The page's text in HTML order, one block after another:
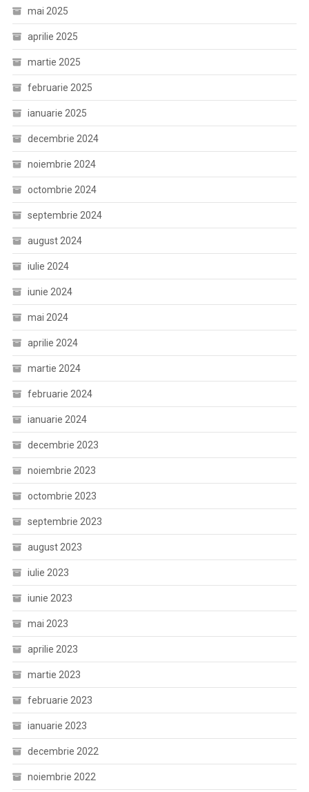
mai 2025
aprilie 2025
martie 2025
februarie 2025
ianuarie 2025
decembrie 2024
noiembrie 2024
octombrie 2024
septembrie 2024
august 2024
iulie 2024
iunie 2024
mai 2024
aprilie 2024
martie 2024
februarie 2024
ianuarie 2024
decembrie 2023
noiembrie 2023
octombrie 2023
septembrie 2023
august 2023
iulie 2023
iunie 2023
mai 2023
aprilie 2023
martie 2023
februarie 2023
ianuarie 2023
decembrie 2022
noiembrie 2022